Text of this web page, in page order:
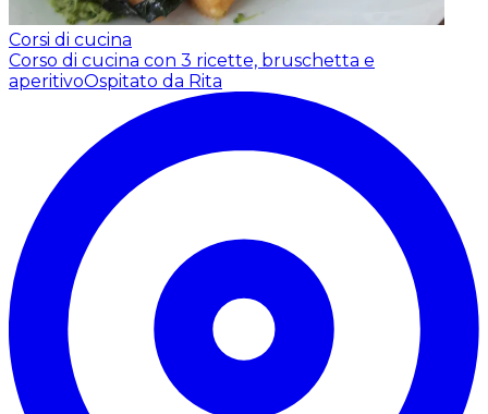
Corsi di cucina
Corso di cucina con 3 ricette, bruschetta e
aperitivoOspitato da Rita